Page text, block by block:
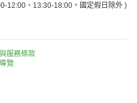
12:00、13:30-18:00，國定假日除外 )
服務條款
覽